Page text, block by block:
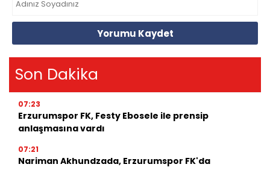
Yorumu Kaydet
Son Dakika
07:23
Erzurumspor FK, Festy Ebosele ile prensip
anlaşmasına vardı
07:21
Nariman Akhundzada, Erzurumspor FK'da